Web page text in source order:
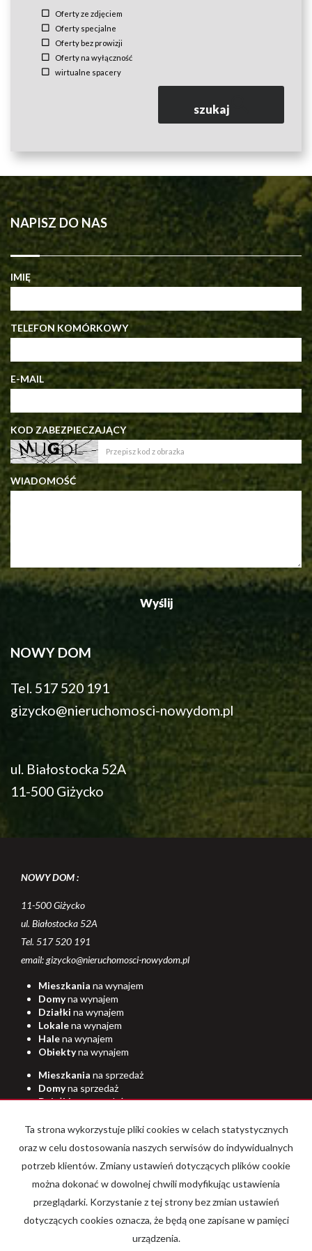
Oferty ze zdjęciem
Oferty specjalne
Oferty bez prowizji
Oferty na wyłączność
wirtualne spacery
szukaj
NAPISZ DO NAS
IMIĘ
TELEFON KOMÓRKOWY
E-MAIL
KOD ZABEZPIECZAJĄCY
WIADOMOŚĆ
NOWY DOM
Tel. 517 520 191
gizycko@nieruchomosci-nowydom.pl
ul. Białostocka 52A
11-500 Giżycko
NOWY DOM :
11-500 Giżycko
ul. Białostocka 52A
Tel. 517 520 191
email: gizycko@nieruchomosci-nowydom.pl
Mieszkania na wynajem
Domyna wynajem
Działki na wynajem
Lokalena wynajem
Halena wynajem
Obiektyna wynajem
Mieszkania na sprzedaż
Domyna sprzedaż
Działkina sprzedaż
Halena sprzedaż
Strona główna O firmie Kup Sprzedaj Dron Kamera 360
Kontakt
Ta strona wykorzystuje pliki cookies w celach statystycznych
oraz w celu dostosowania naszych serwisów do indywidualnych
potrzeb klientów. Zmiany ustawień dotyczących plików cookie
można dokonać w dowolnej chwili modyfikując ustawienia
przeglądarki. Korzystanie z tej strony bez zmian ustawień
dotyczących cookies oznacza, że będą one zapisane w pamięci
urządzenia.